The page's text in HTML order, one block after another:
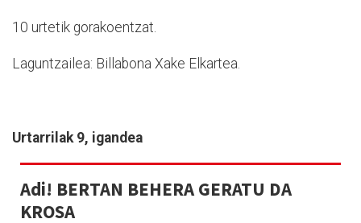
10 urtetik gorakoentzat.
Laguntzailea: Billabona Xake Elkartea.
Urtarrilak 9, igandea
Adi! BERTAN BEHERA GERATU DA
KROSA